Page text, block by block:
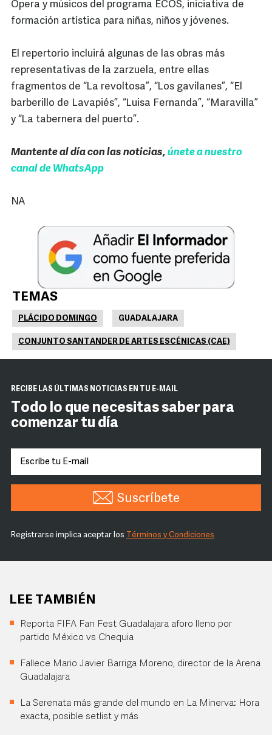
Ópera y músicos del programa ECOS, iniciativa de
formación artística para niñas, niños y jóvenes.
El repertorio incluirá algunas de las obras más
representativas de la zarzuela, entre ellas
fragmentos de “La revoltosa”, “Los gavilanes”, “El
barberillo de Lavapiés”, “Luisa Fernanda”, “Maravilla”
y “La tabernera del puerto”.
Mantente al día con las noticias, únete a nuestro
canal de WhatsApp
NA
TEMAS
PLÁCIDO DOMINGO GUADALAJARA
CONJUNTO SANTANDER DE ARTES ESCÉNICAS (CAE)
RECIBE LAS ÚLTIMAS NOTICIAS EN TU E-MAIL
Todo lo que necesitas saber para
comenzar tu día
Suscríbete
Registrarse implica aceptar los Términos y Condiciones
LEE TAMBIÉN
Reporta FIFA Fan Fest Guadalajara aforo lleno por
partido México vs Chequia
Fallece Mario Javier Barriga Moreno, director de la Arena
Guadalajara
La Serenata más grande del mundo en La Minerva: Hora
exacta, posible setlist y más